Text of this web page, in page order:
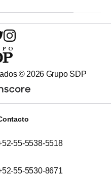
© 2026 Grupo SDP
55-5538-5518
55-5530-8671